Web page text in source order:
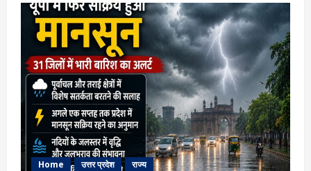
यात्रा
को
लेकर
सीएम
योगी
सख्त:
अनुशासन,
सुरक्षा-
आस्था
के
संतुलन
पर
सरकार
का
बड़ा
संदेश
Home उत्तर प्रदेश राज्य